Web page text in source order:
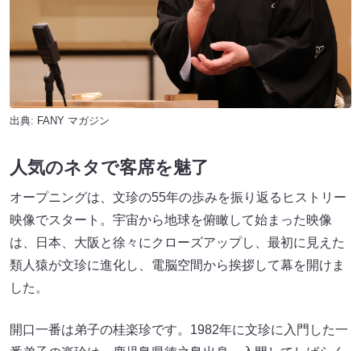
出典: FANY マガジン
人気のネタで客席を魅了
オープニングは、文珍の55年の歩みを振り返るヒストリー
映像でスタート。宇宙から地球を俯瞰して始まった映像
は、日本、大阪と徐々にクローズアップし、最初に見えた
類人猿が文珍に進化し、電脳空間から挨拶して幕を開けま
した。
開口一番は弟子の桂楽珍です。1982年に文珍に入門した一